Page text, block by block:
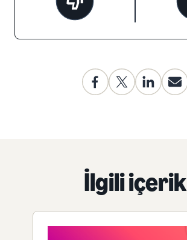
İlgili içerik